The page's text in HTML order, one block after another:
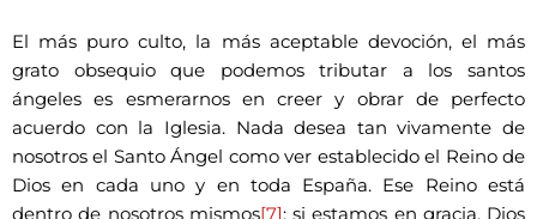
El más puro culto, la más aceptable devoción, el más
grato obsequio que podemos tributar a los santos
ángeles es esmerarnos en creer y obrar de perfecto
acuerdo con la Iglesia. Nada desea tan vivamente de
nosotros el Santo Ángel como ver establecido el Reino de
Dios en cada uno y en toda España. Ese Reino está
dentro de nosotros mismos[7]: si estamos en gracia, Dios